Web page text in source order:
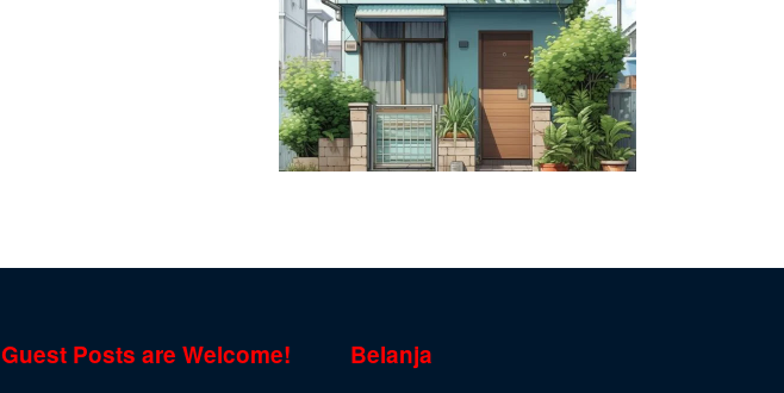
Guest Posts are Welcome! Belanja